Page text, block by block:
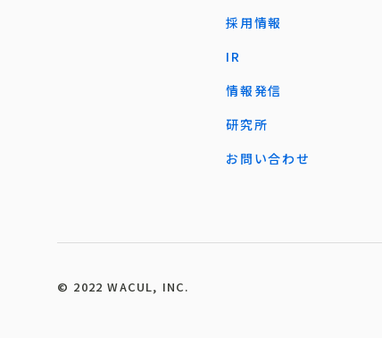
採用情報
IR
情報発信
研究所
お問い合わせ
©︎ 2022 WACUL, INC.